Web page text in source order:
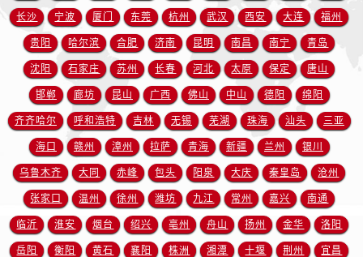
安徽省淮北市相山区淮海路欧米茄售后服务中心（需提前预约）
安徽省淮南市田家庵区国庆中路欧米茄售后服务中心（需提前预约）
安徽省黄山市屯溪区黄山西路欧米茄售后服务中心（需提前预约）
安徽省六安市金安区解放中路欧米茄售后服务中心（需提前预约）
安徽省马鞍山市雨山区湖南西路欧米茄售后服务中心（需提前预约）
安徽省宿州市埇桥区人民中路欧米茄售后服务中心（需提前预约）
安徽省铜陵市铜官区石城大道欧米茄售后服务中心（需提前预约）
安徽省芜湖市镜湖区中山路步行街欧米茄售后服务中心（需提前预约）
安徽省宣城市宣州区叠嶂西路欧米茄售后服务中心（需提前预约）
福建省龙岩市新罗区九一南路欧米茄售后服务中心（需提前预约）
福建省南平市建阳区人民西路欧米茄售后服务中心（需提前预约）
长沙 宁波 厦门 东莞 杭州 武汉 西安 大连 福州
贵阳 哈尔滨 合肥 济南 昆明 南昌 南宁 青岛
沈阳 石家庄 苏州 长春 河北 太原 保定 唐山
邯郸 廊坊 昆山 广西 佛山 中山 德阳 绵阳
齐齐哈尔 呼和浩特 吉林 无锡 芜湖 珠海 汕头 三亚
海口 赣州 漳州 拉萨 青海 新疆 兰州 银川
乌鲁木齐 大同 赤峰 包头 阳泉 大庆 秦皇岛 沧州
张家口 温州 徐州 潍坊 九江 常州 嘉兴 南通
临沂 淮安 烟台 绍兴 亳州 舟山 扬州 金华 洛阳
岳阳 衡阳 黄石 襄阳 株洲 湘潭 十堰 荆州 宜昌